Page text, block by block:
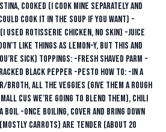
cooked (I cook mine separately and
cook it in the soup if you want) -
used rotisserie chicken, no skin) -juice
like things as lemon-y, but this and
sick) TOPPINGS: -fresh shaved parm -
black pepper -pesto HOW TO: -in a
broth, all the veggies (give them a rough
cus we’re going to blend them), chili
boil -once boiling, cover and bring down
carrots) are tender (about 20